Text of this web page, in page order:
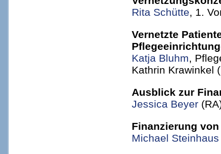
Rita Schütte, 1.
Vernetzte
Katja Bluhm,
Kathrin Krawinkel
Ausblick zur
Jessica Beyer
Finanzierung von
Michael Steinhaus